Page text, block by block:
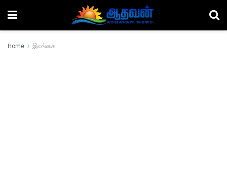
Home இலங்கை